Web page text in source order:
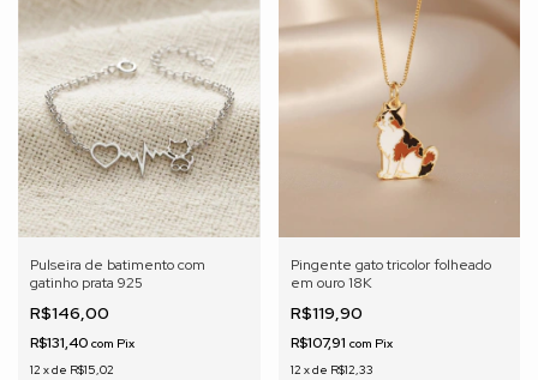
Pulseira de batimento com
gatinho prata 925
R$146,00
R$131,40 com Pix
12 xde R$15,02
Pingente gato tricolor folheado
em ouro 18K
R$119,90
R$107,91 com Pix
12 xde R$12,33